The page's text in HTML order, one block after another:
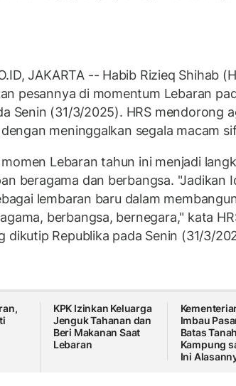
JAKARTA -- Habib Rizieq Shihab
pesannya di momentum Lebaran
Senin (31/3/2025). HRS mendorong
meninggalkan segala macam
Lebaran tahun ini menjadi
beragama dan berbangsa. "Jadikan
lembaran baru dalam
berbangsa, bernegara," kata
dikutip Republika pada Senin (31/3/
KPK Izinkan Keluarga
Jenguk Tahanan dan
Beri Makanan Saat
Lebaran
Imbau
Batas
Kampung
Ini